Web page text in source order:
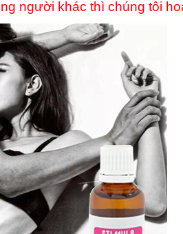
người khác thì chúng tôi